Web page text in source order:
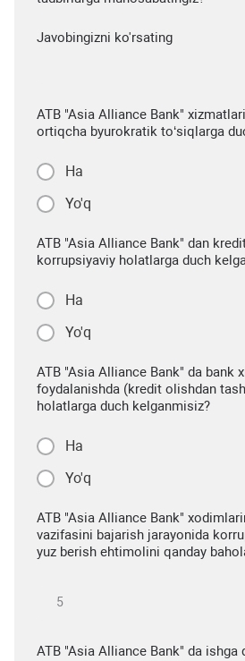
Javobingizni ko'rsating
ATB "Asia Alliance Bank"
ortiqcha byurokratik to‘siqlarga
Ha
Yo'q
ATB "Asia Alliance Bank" dan
korrupsiyaviy holatlarga duch
Ha
Yo'q
ATB "Asia Alliance Bank" da bank
foydalanishda (kredit olishdan
holatlarga duch kelganmisiz?
Ha
Yo'q
ATB "Asia Alliance Bank"
vazifasini bajarish jarayonida
yuz berish ehtimolini qanday
ATB "Asia Alliance Bank" da ishga